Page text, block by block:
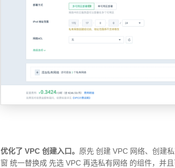
优化了 VPC 创建入口。 原先 创建 VPC 网络、创建
窗 统一替换成 先选 VPC 再选私有网络 的组件，并